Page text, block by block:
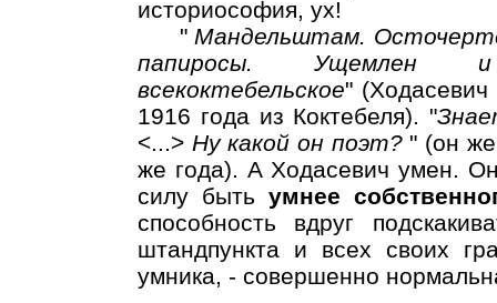
историософия, ух!
" Мандельштам.
папиросы. Ущемлен
всекоктебельское"
1916 года из Коктебеля). "
<...> Ну какой он поэт? " (он
же года). А Ходасевич умен.
силу быть умнее
способность вдруг
штандпункта и всех своих
умника, - совершенно